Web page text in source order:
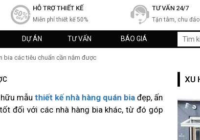
HỖ TRỢ THIẾT KẾ
Miễn phí thiết kế 50%
TƯ VẤN 24/7
Tận tâm, chu đáo
DỰ ÁN TƯ VẤN BÁO GIÁ
bia các tiêu chuẩn cần nắm được
mẫu thiết kế nhà hàng quán bia đẹp, ấn
đối với các nhà hàng bia khác, từ đó góp
XU